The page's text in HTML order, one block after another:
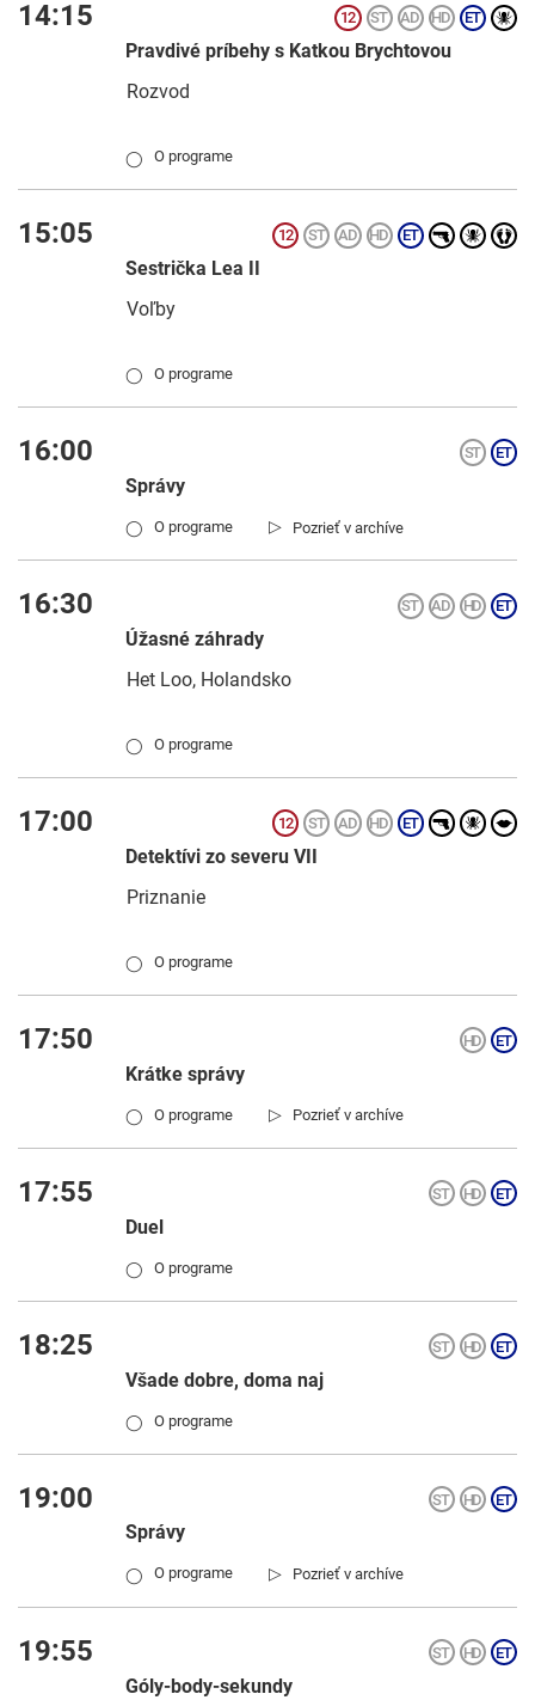
14:15
Pravdivé príbehy s Katkou Brychtovou
Rozvod
◯ O programe
15:05
Sestrička Lea II
Voľby
◯ O programe
16:00
Správy
▷ Pozrieť v archíve
◯ O programe
16:30
Úžasné záhrady
Het Loo, Holandsko
◯ O programe
17:00
Detektívi zo severu VII
Priznanie
◯ O programe
17:50
Krátke správy
▷ Pozrieť v archíve
◯ O programe
17:55
Duel
◯ O programe
18:25
Všade dobre, doma naj
◯ O programe
19:00
Správy
▷ Pozrieť v archíve
◯ O programe
19:55
Góly-body-sekundy